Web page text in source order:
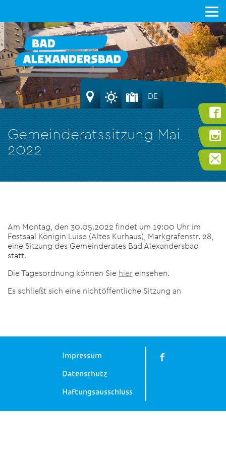
Gemeinderatssitzung Mai
2022
DE
Am Montag, den 30.05.2022 findet um 19:00 Uhr im
Festsaal Königin Luise (Altes Kurhaus), Markgrafenstr. 28,
eine Sitzung des Gemeinderates Bad Alexandersbad
statt.
Die Tagesordnung können Sie hier einsehen.
Es schließt sich eine nichtöffentliche Sitzung an
Impressum
Datenschutz
Haftungsausschluss